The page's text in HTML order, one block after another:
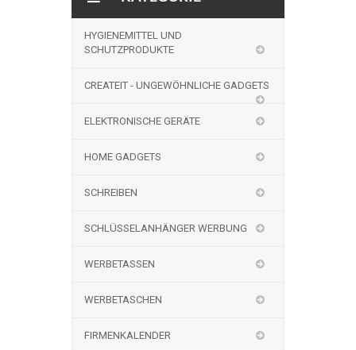
HYGIENEMITTEL UND
SCHUTZPRODUKTE
CREATEIT - UNGEWÖHNLICHE GADGETS
ELEKTRONISCHE GERÄTE
HOME GADGETS
SCHREIBEN
SCHLÜSSELANHÄNGER WERBUNG
WERBETASSEN
WERBETASCHEN
FIRMENKALENDER